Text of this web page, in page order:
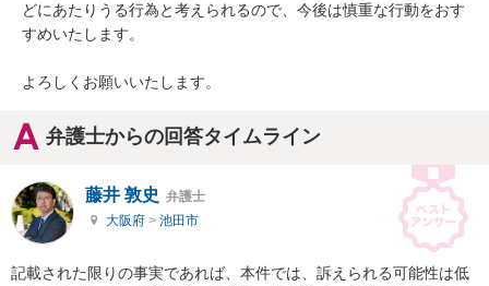
どにあたりうる行為と考えられるので、今後は慎重な行動をおす
すめいたします。
よろしくお願いいたします。
弁護士からの回答タイムライン
藤井 敦史 弁護士
大阪府 > 池田市
記載された限りの事実であれば、本件では、訴えられる可能性は低